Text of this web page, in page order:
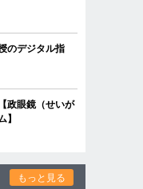
のデジタル指
政眼鏡（せいが
もっと見る